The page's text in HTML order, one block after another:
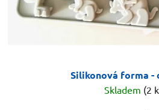
Silikonová forma -
Skladem (2